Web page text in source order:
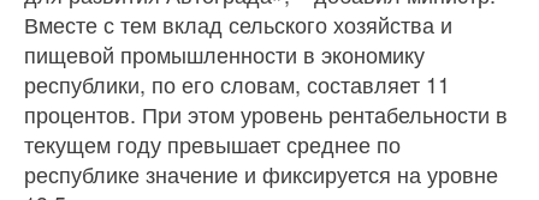
Вместе с тем вклад сельского хозяйства и
пищевой промышленности в экономику
республики, по его словам, составляет 11
процентов. При этом уровень рентабельности в
текущем году превышает среднее по
республике значение и фиксируется на уровне